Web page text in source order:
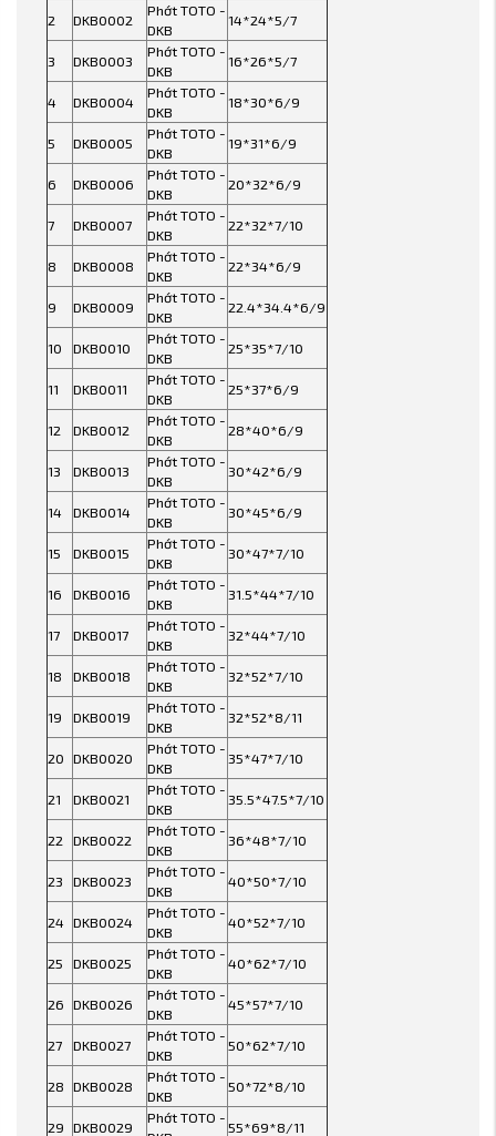
2 DKB0002
Phớt TOTO -
DKB
14*24*5/7
3 DKB0003
Phớt TOTO -
DKB
16*26*5/7
4 DKB0004
Phớt TOTO -
DKB
18*30*6/9
5 DKB0005
Phớt TOTO -
DKB
19*31*6/9
6 DKB0006
Phớt TOTO -
DKB
20*32*6/9
7 DKB0007
Phớt TOTO -
DKB
22*32*7/10
8 DKB0008
Phớt TOTO -
DKB
22*34*6/9
9 DKB0009
Phớt TOTO -
DKB
22.4*34.4*6/9
10 DKB0010
Phớt TOTO -
DKB
25*35*7/10
11 DKB0011
Phớt TOTO -
DKB
25*37*6/9
12 DKB0012
Phớt TOTO -
DKB
28*40*6/9
13 DKB0013
Phớt TOTO -
DKB
30*42*6/9
14 DKB0014
Phớt TOTO -
DKB
30*45*6/9
15 DKB0015
Phớt TOTO -
DKB
30*47*7/10
16 DKB0016
Phớt TOTO -
DKB
31.5*44*7/10
17 DKB0017
Phớt TOTO -
DKB
32*44*7/10
18 DKB0018
Phớt TOTO -
DKB
32*52*7/10
19 DKB0019
Phớt TOTO -
DKB
32*52*8/11
20 DKB0020
Phớt TOTO -
DKB
35*47*7/10
21 DKB0021
Phớt TOTO -
DKB
35.5*47.5*7/10
22 DKB0022
Phớt TOTO -
DKB
36*48*7/10
23 DKB0023
Phớt TOTO -
DKB
40*50*7/10
24 DKB0024
Phớt TOTO -
DKB
40*52*7/10
25 DKB0025
Phớt TOTO -
DKB
40*62*7/10
26 DKB0026
Phớt TOTO -
DKB
45*57*7/10
27 DKB0027
Phớt TOTO -
DKB
50*62*7/10
28 DKB0028
Phớt TOTO -
DKB
50*72*8/10
29 DKB0029
Phớt TOTO -
55*69*8/11